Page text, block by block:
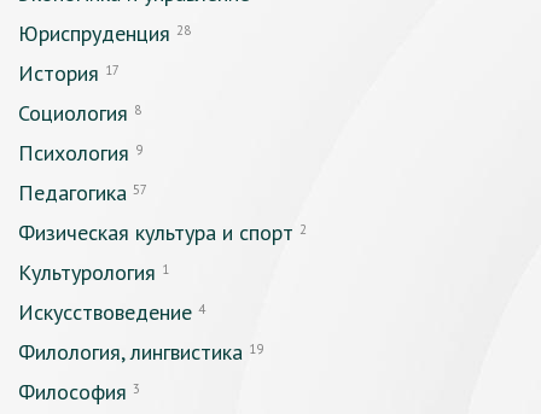
Юриспруденция 28
История 17
Социология 8
Психология 9
Педагогика 57
Физическая культура и спорт 2
Культурология 1
Искусствоведение 4
Филология, лингвистика 19
Философия 3